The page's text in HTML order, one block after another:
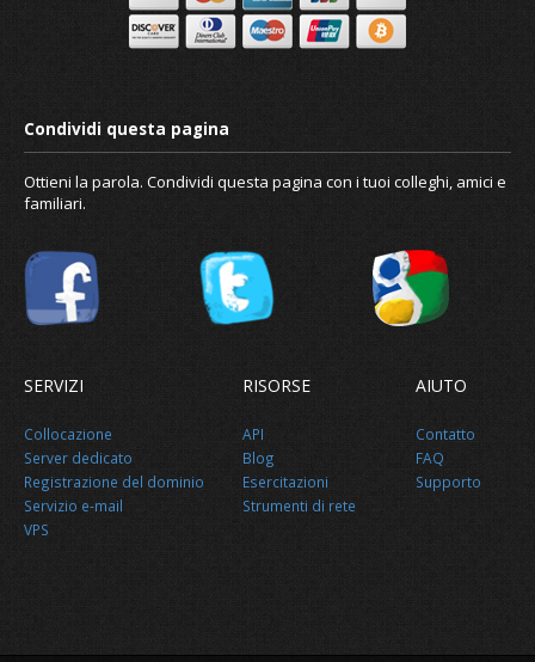
Riguardo a noi
Ottieni la parola. Condividi questa pagina con i tuoi colleghi, amici e
familiari.
SERVIZI
Collocazione
Server dedicato
Registrazione del dominio
Servizio e-mail
VPS
RISORSE
API
Blog
Esercitazioni
Strumenti di rete
AIUTO
Contatto
FAQ
Supporto